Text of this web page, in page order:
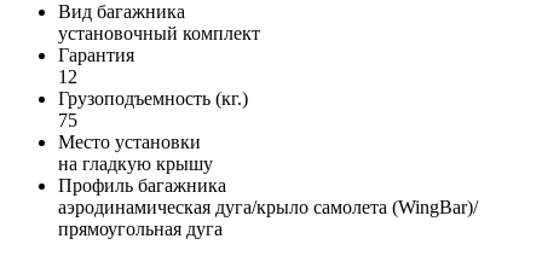
Вид багажника
установочный комплект
Гарантия
12
Грузоподъемность (кг.)
75
Место установки
на гладкую крышу
Профиль багажника
аэродинамическая дуга/крыло самолета (WingBar)/
прямоугольная дуга